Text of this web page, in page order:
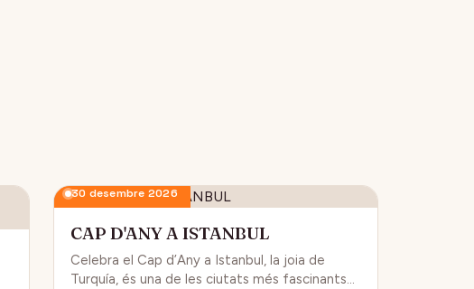
30 desembre 2026
CAP D'ANY A ISTANBUL
Celebra el Cap d’Any a Istanbul, la joia de
Turquía, és una de les ciutats més fascinants